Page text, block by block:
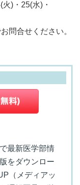
)・25(水)・
問合せください。
最新医学部情
をダウンロー
（メディアッ